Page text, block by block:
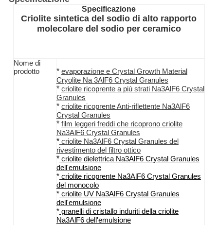
Specificazione
Criolite sintetica del sodio di alto rapporto
molecolare del sodio per ceramico
Nome di
prodotto
* evaporazione e Crystal Growth Material
Cryolite Na 3AlF6 Crystal Granules
* criolitericoprente a più strati Na3AlF6Crystal
Granules
* criolitericoprenteAnti-riflettente Na3AlF6
Crystal Granules
* film leggeri freddi che ricoprono criolite
Na3AlF6Crystal Granules
* criolite Na3AlF6Crystal Granules del
rivestimento del filtroottico
* criolitedielettrica Na3AlF6Crystal Granules
dell'emulsione
* criolitericoprente Na3AlF6Crystal Granules
del monocolo
* crioliteUV Na3AlF6Crystal Granules
dell'emulsione
*granelli di cristalloinduriti della criolite
Na3AlF6dell'emulsione